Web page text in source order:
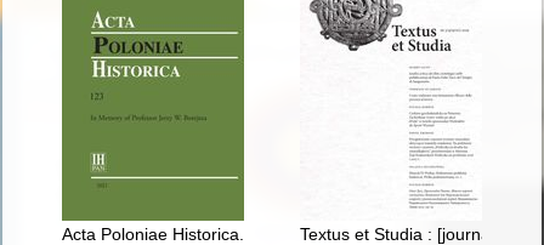
Acta Poloniae Historica. [T.] 123 (2021)Textus et Studia : [journal of